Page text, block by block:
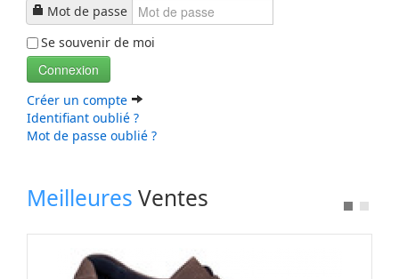
Identification
Formulaire d'inscription
Profil Utilisateur
Recherche
Boutique en Ligne
Mot de passe
Se souvenir de moi
Connexion
Créer un compte
Identifiant oublié ?
Mot de passe oublié ?
Meilleures Ventes